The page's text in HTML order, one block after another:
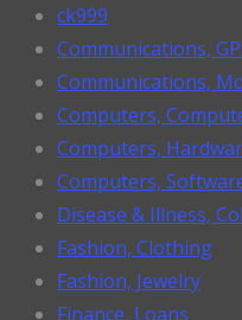
ck999
Communications,
Communications,
Computers,
Computers,
Computers,
Disease & Illness,
Fashion, Clothing
Fashion, Jewelry
Finance, Loans